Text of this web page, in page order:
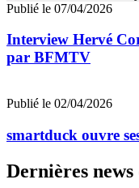
Publié le 07/04/2026
Interview Hervé
par BFMTV
Publié le 02/04/2026
smartduck ouvre
Dernières